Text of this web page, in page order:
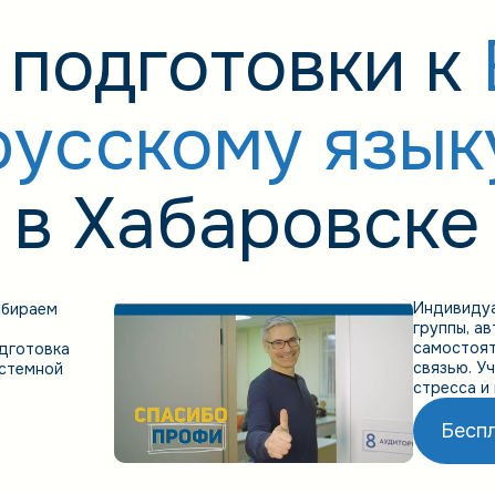
к
в Хабаровске
группы,
связью.
стресса и